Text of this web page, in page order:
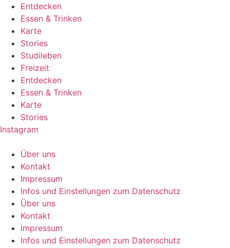
Entdecken
Essen & Trinken
Karte
Stories
Studileben
Freizeit
Entdecken
Essen & Trinken
Karte
Stories
Instagram
Über uns
Kontakt
Impressum
Infos und Einstellungen zum Datenschutz
Über uns
Kontakt
Impressum
Infos und Einstellungen zum Datenschutz